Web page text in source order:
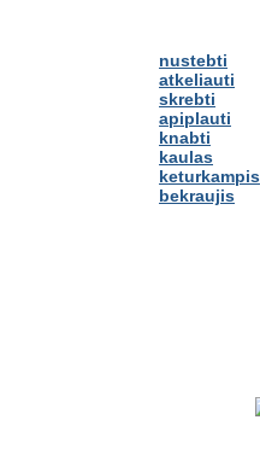
nustebti
atkeliauti
skrebti
apiplauti
knabti
kaulas
keturkampis
bekraujis